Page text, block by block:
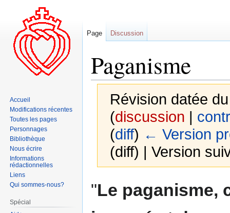
Paganisme
Révision datée
(discussion |
(diff) ← Version
(diff) | Version
"Le paganisme,
Page Discussion
Accueil
Modifications récentes
Toutes les pages
Personnages
Bibliothèque
Nous écrire
Informations
rédactionnelles
Liens
Qui sommes-nous?
Spécial